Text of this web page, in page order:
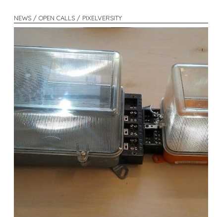
NEWS / OPEN CALLS / PIXELVERSITY